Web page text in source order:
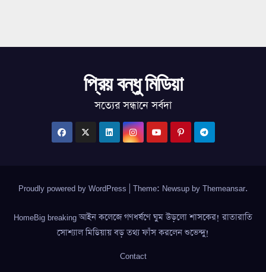
প্রিয় বন্ধু মিডিয়া
সত্যের সন্ধানে সর্বদা
Proudly powered by WordPress Theme: Newsup by Themeansar.
HomeBig breaking আইন কলেজে গণধর্ষণে ঘুম উড়লো শাসকের! রাতারাতি
সোশ্যাল মিডিয়ায় বড় তথ্য ফাঁস করলেন শুভেন্দু!
Contact